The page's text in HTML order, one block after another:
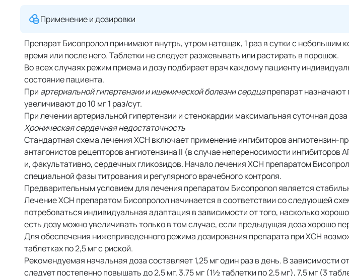
Применение и дозировки
Препарат Бисопролол принимают внутрь, утром натощак, 1 раз в сутки с небольшим
время или после него. Таблетки не следует разжевывать или растирать в порошок.
Во всех случаях режим приема и дозу подбирает врач каждому пациенту
состояние пациента.
При артериальной гипертензии и ишемической болезни сердцапрепарат назначают
увеличивают до 10 мг 1 раз/сут.
При лечении артериальной гипертензии и стенокардии максимальная суточная доза
Хроническая сердечная недостаточность
Стандартная схема лечения ХСН включает применение ингибиторов
антагонистов рецепторов ангиотензина II (в случае непереносимости ингибиторов
и, факультативно, сердечных гликозидов. Начало лечения ХСН препаратом
специальной фазы титрования и регулярного врачебного контроля.
Предварительным условием для лечения препаратом Бисопролол является
Лечение ХСН препаратом Бисопролол начинается в соответствии со следующей
потребоваться индивидуальная адаптация в зависимости от того, насколько
есть дозу можно увеличивать только в том случае, если предыдущая доза хорошо
Для обеспечения нижеприведенного режима дозирования препарата при ХСН
таблетках по 2,5 мг с риской.
Рекомендуемая начальная доза составляет 1,25 мг один раз в день. В зависимости
следует постепенно повышать до 2,5 мг, 3,75 мг (1½ таблетки по 2,5 мг), 7,5 мг (3